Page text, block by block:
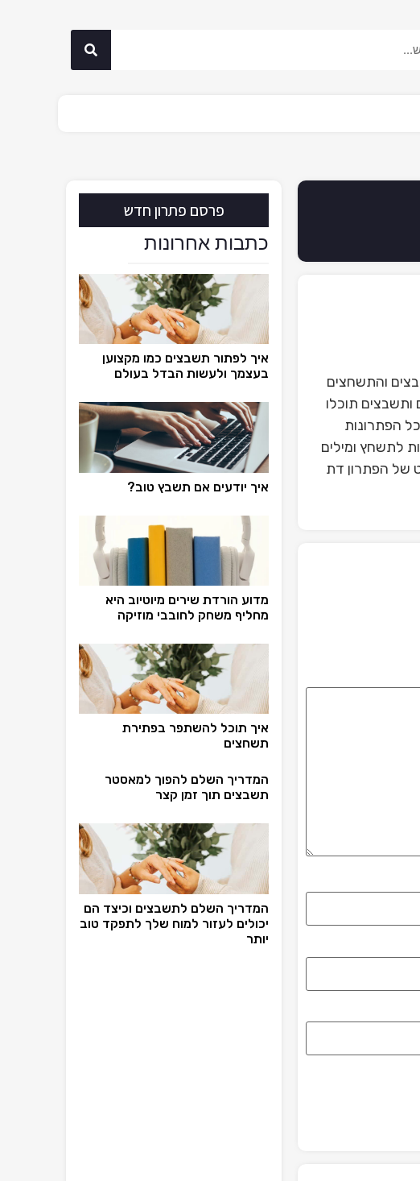
והתשחצים
תוכלו
הפתרונות
לתשחץ ומילים
של הפתרון דת
פרסם פתרון חדש
כתבות אחרונות
איך לפתור תשבצים כמו מקצוען
בעצמך ולעשות הבדל בעולם
איך יודעים אם תשבץ טוב?
מדוע הורדת שירים מיוטיוב היא
מחליף משחק לחובבי מוזיקה
איך תוכל להשתפר בפתירת
תשחצים
המדריך השלם להפוך למאסטר
תשבצים תוך זמן קצר
המדריך השלם לתשבצים וכיצד הם
יכולים לעזור למוח שלך לתפקד טוב
יותר